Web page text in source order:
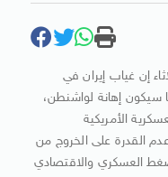
إن غياب إيران في
سيكون إهانة لواشنطن،
الأمريكية
القدرة على الخروج من
العسكري والاقتصادي